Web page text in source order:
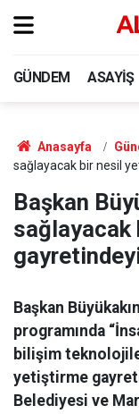
GÜNDEM ASAYIŞ
Anasayfa
sağlayacak bir nesil
Başkan
Başkan
programında
bilişim
yetiştirme
Belediyesi ve